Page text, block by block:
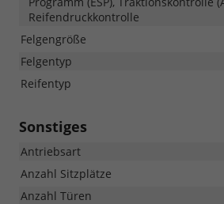
Reifendruckkontrolle
Felgengröße
Felgentyp
Reifentyp
Sonstiges
Antriebsart
Anzahl Sitzplätze
Anzahl Türen